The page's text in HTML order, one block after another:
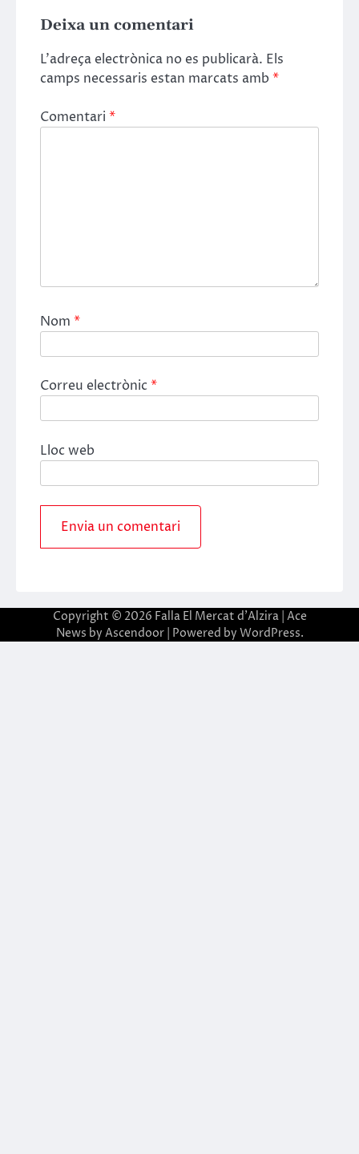
Deixa un comentari
L'adreça electrònica no es publicarà. Els
camps necessaris estan marcats amb *
Comentari *
Nom *
Correu electrònic*
Lloc web
Copyright © 2026 Falla El Mercat d'Alzira| Ace
News by Ascendoor| Powered by WordPress.